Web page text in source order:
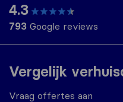
Vergelijk
Vraag offertes aan
4.3
793 Google reviews